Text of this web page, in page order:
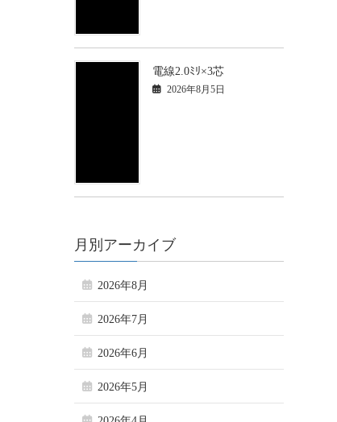
電線2.0ﾐﾘ×3芯
2026年8月5日
月別アーカイブ
2026年8月
2026年7月
2026年6月
2026年5月